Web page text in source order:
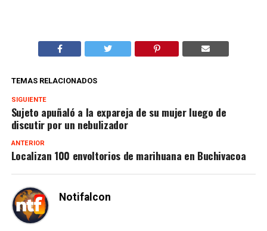
TEMAS RELACIONADOS
SIGUIENTE
Sujeto apuñaló a la expareja de su mujer luego de
discutir por un nebulizador
ANTERIOR
Localizan 100 envoltorios de marihuana en Buchivacoa
Notifalcon